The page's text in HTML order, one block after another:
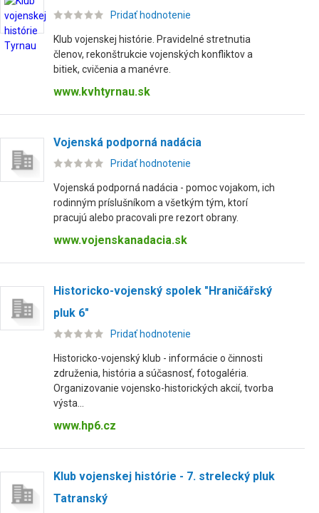
Pridať hodnotenie
Klub vojenskej histórie. Pravidelné stretnutia
členov, rekonštrukcie vojenských konfliktov a
bitiek, cvičenia a manévre.
www.kvhtyrnau.sk
Vojenská podporná nadácia
Pridať hodnotenie
Vojenská podporná nadácia - pomoc vojakom, ich
rodinným príslušníkom a všetkým tým, ktorí
pracujú alebo pracovali pre rezort obrany.
www.vojenskanadacia.sk
Historicko-vojenský spolek "Hraničářský
pluk 6"
Pridať hodnotenie
Historicko-vojenský klub - informácie o činnosti
združenia, história a súčasnosť, fotogaléria.
Organizovanie vojensko-historických akcií, tvorba
výsta...
www.hp6.cz
Klub vojenskej histórie - 7. strelecký pluk
Tatranský